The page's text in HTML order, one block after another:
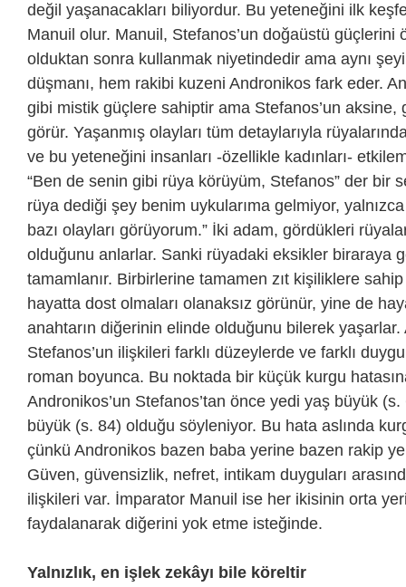
değil yaşanacakları biliyordur. Bu yeteneğini ilk
Manuil olur. Manuil, Stefanos’un doğaüstü güçlerini
olduktan sonra kullanmak niyetindedir ama aynı
düşmanı, hem rakibi kuzeni Andronikos fark eder.
gibi mistik güçlere sahiptir ama Stefanos’un aksine,
görür. Yaşanmış olayları tüm detaylarıyla
ve bu yeteneğini insanları -özellikle kadınları-
“Ben de senin gibi rüya körüyüm, Stefanos” der bir
rüya dediği şey benim uykularıma gelmiyor,
bazı olayları görüyorum.” İki adam, gördükleri
olduğunu anlarlar. Sanki rüyadaki eksikler biraraya
tamamlanır. Birbirlerine tamamen zıt kişiliklere
hayatta dost olmaları olanaksız görünür, yine de
anahtarın diğerinin elinde olduğunu bilerek yaşarlar.
Stefanos’un ilişkileri farklı düzeylerde ve farklı
roman boyunca. Bu noktada bir küçük kurgu
Andronikos’un Stefanos’tan önce yedi yaş büyük
büyük (s. 84) olduğu söyleniyor. Bu hata aslında
çünkü Andronikos bazen baba yerine bazen rakip
Güven, güvensizlik, nefret, intikam duyguları
ilişkileri var. İmparator Manuil ise her ikisinin orta
faydalanarak diğerini yok etme isteğinde.
Yalnızlık, en işlek zekâyı bile köreltir